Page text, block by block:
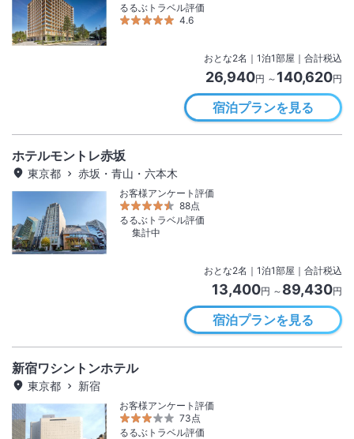
るるぶトラベル評価
4.6
おとな2名 ｜ 1泊1部屋｜合計税込
26,940円 ～ 140,620円
宿泊プランを見る
ホテルモントレ赤坂
東京都 赤坂・青山・六本木
お客様アンケート評価
88点
るるぶトラベル評価
集計中
おとな2名 ｜ 1泊1部屋｜合計税込
13,400円 ～ 89,430円
宿泊プランを見る
新宿ワシントンホテル
東京都 新宿
お客様アンケート評価
73点
るるぶトラベル評価